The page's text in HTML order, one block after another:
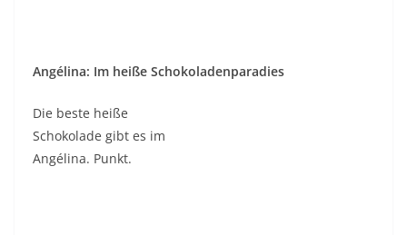
Angélina: Im heiße Schokoladenparadies
Die beste heiße
Schokolade gibt es im
Angélina. Punkt.